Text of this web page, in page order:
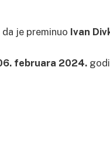
je preminuo Ivan
februara 2024.